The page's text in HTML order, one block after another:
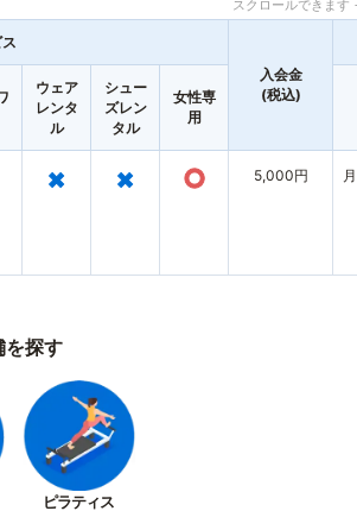
スクロールできます
入会金
(税込)
ウェア
レンタ
ル
シュー
ズレン
タル
女性専
用
× × ○ 5,000円
を探す
ピラティス